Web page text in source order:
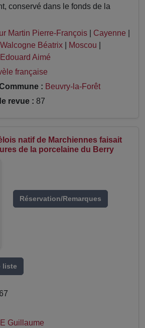
conservé dans le fonds de la
Martin Pierre-François Cayenne
Walcogne Béatrix Moscou
Aimé
française
: Beuvry-la-Forêt
revue : 87
natif de Marchiennes faisait
de la porcelaine du Berry
Réservation/Remarques
liste
Guillaume